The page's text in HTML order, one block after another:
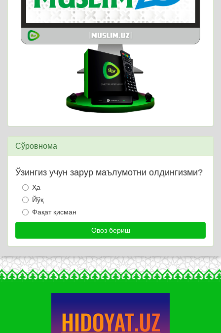
Сўровнома
Ўзингиз учун зарур маълумотни олдингизми?
Ҳа
Йўқ
Фақат қисман